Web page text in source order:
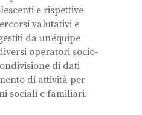
e rispettive
valutativi e
da un’équipe
operatori socio-
di dati
di attività per
sociali e familiari.